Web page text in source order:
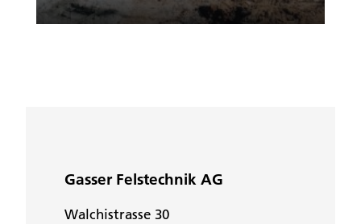
Gasser Felstechnik AG
Walchistrasse 30